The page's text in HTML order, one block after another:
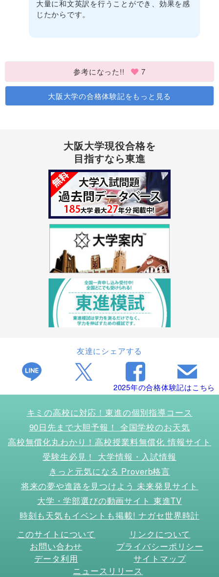
大量に和文英訳を行うことができ、効果を感
じたからです。
参考になった!! 7
大阪大学の合格体験記をもっと見る
大阪大学現役合格を
目指すなら東進
友達にシェアする
2025年の合格体験記はこちら
キミの高校に対応！東進の個別指導コース
90日先まで大胆予報！ 全国学校のお天気
高校無償化丸わかり！高校授業料無償化 情報サイト
受験生必見！ 大学情報・入試情報
きっと元気になる Proverb格言
将来の夢や進路を見つけよう 未来発見サイト
大学・学部選びの動画サイト 東進TV
時刻も天気もイベントも掲載! ナガセ世界時計
このサイトについて
リンクについて
お問い合わせ
プライバシーポリシー
データ利用
サイトマップ
ニュースリリース